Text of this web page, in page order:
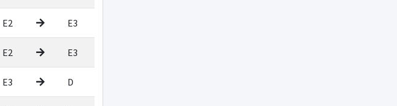
E2 E3
E2 E3
E3 D